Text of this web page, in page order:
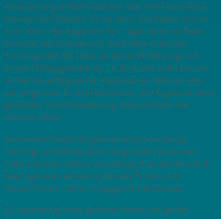
Veränderung einfach machen. Gar nicht so einfach,
meinen Sie? Stimmt. Es sei denn, Sie haben uns an
Ihrer Seite. Wir begleiten Sie – egal, ob es im Team
knirscht, der Change sich zieht oder es bei der
Führung hakt. Mit über 30 Jahren Erfahrung und
einem Erfolgsgeheimnis: Im Zentrum steht bei uns
immer die erfolgreiche Organisation. Was wir aber
nie vergessen: Es sind Menschen, die Organisationen
gestalten. Und Veränderung. Ganz einfach. Sie
werden sehen.
denkmodell bietet Organisationsentwicklung,
Trainings und Moderation. Gegründet wurde das
Unternehmen 1989 in Kreuzberg. Zum denkmodell-
Team gehören aktuell 33 Berater*innen und
Trainer*innen und ein engagiertes Büroteam.
Zu unseren Kunden gehören kleine und große